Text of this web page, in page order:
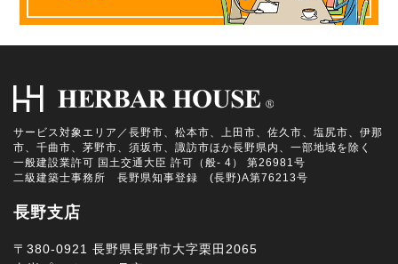
サービス対象エリア／長野市、松本市、上田市、佐久市、塩尻市、伊那
市、千曲市、茅野市、須坂市、諏訪市ほか長野県内、一部地域を除く
一般建設業許可 国土交通大臣 許可（般- 4） 第26981号
二級建築士事務所 長野県知事登録 (長野)A第76213号
長野支店
〒380-0921 長野県長野市大字栗田2065